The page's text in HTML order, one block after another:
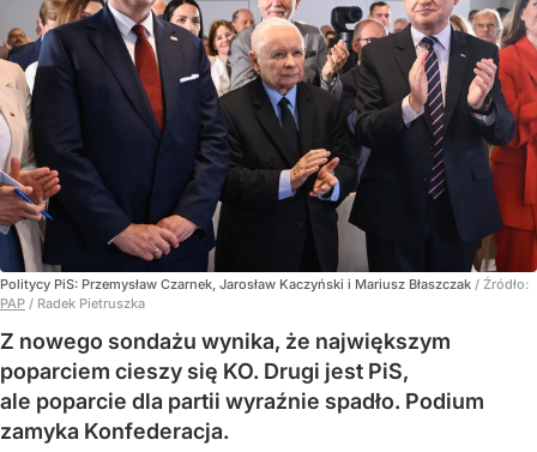
Politycy PiS: Przemysław Czarnek, Jarosław Kaczyński i Mariusz Błaszczak / Źródło:
PAP / Radek Pietruszka
Z nowego sondażu wynika, że największym
poparciem cieszy się KO. Drugi jest PiS,
ale poparcie dla partii wyraźnie spadło. Podium
zamyka Konfederacja.